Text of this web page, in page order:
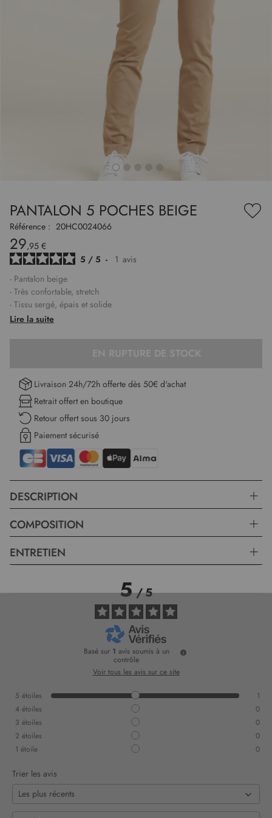
PANTALON 5 POCHES BEIGE
à
Référence : 20HC0024066
29,95 €
5 / 5 - 1 avis
- Pantalon beige
- Très confortable, stretch
- Tissu sergé, épais et solide
- Ceinture élastiquée du milieu devant au dos
vert kaki C0313, rouge tomette C0314, bleu canard C0315 et rouge
foncé C0316
- La mannequin mesure 1,76m et porte un 38
Longueur :
101 cm du haut jusqu'en bas pour la première taille.
Lire la suite
Livraison 24h/72h offerte dès 50€ d'achat
Retrait offert en boutique
Retour offert sous 30 jours
Paiement sécurisé
DESCRIPTION
COMPOSITION
ENTRETIEN
5/5
Basé sur 1 avis soumis à un
contrôle
Voir tous les avis sur ce site
5 étoiles
1
4 étoiles
0
3 étoiles
0
2 étoiles
0
1 étoile 0
Trier les avis